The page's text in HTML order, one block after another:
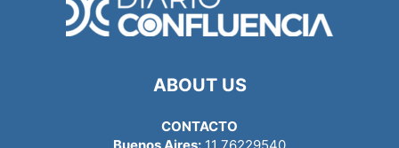
ABOUT US
CONTACTO
Buenos Aires: 11 76229540